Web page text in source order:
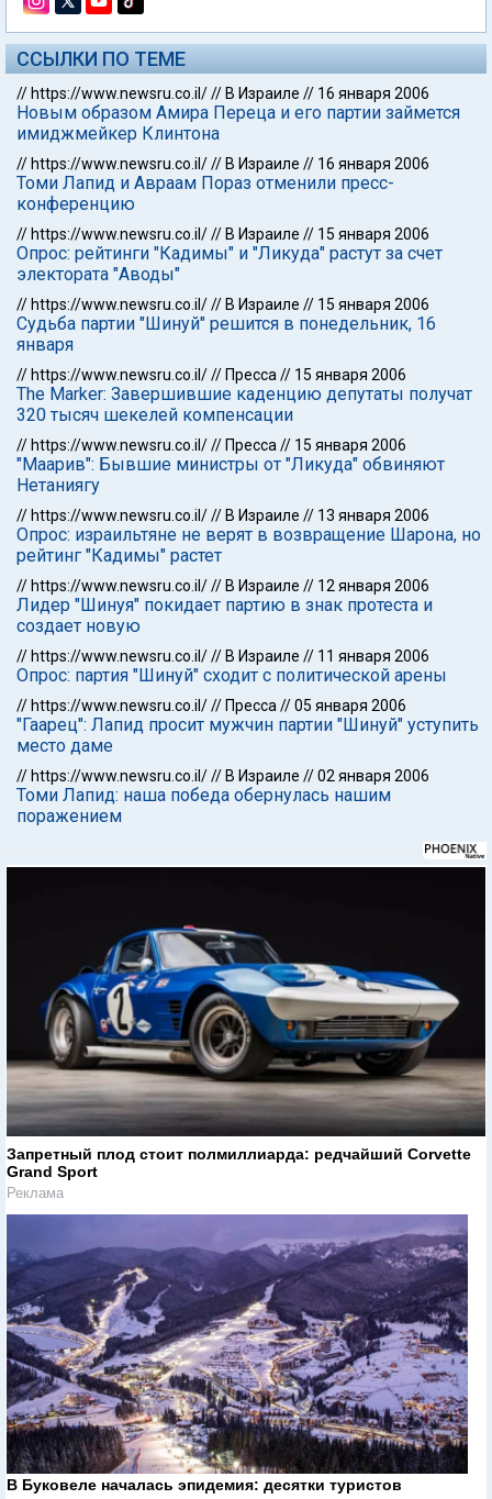
ССЫЛКИ ПО ТЕМЕ
// https://www.newsru.co.il/// В Израиле // 16 января 2006
Новым образом Амира Переца и его партии займется
имиджмейкер Клинтона
// https://www.newsru.co.il/// В Израиле // 16 января 2006
Томи Лапид и Авраам Пораз отменили пресс-
конференцию
// https://www.newsru.co.il/// В Израиле // 15 января 2006
Опрос: рейтинги "Кадимы" и "Ликуда" растут за счет
электората "Аводы"
// https://www.newsru.co.il/// В Израиле // 15 января 2006
Судьба партии "Шинуй" решится в понедельник, 16
января
// https://www.newsru.co.il/// Пресса // 15 января 2006
The Marker: Завершившие каденцию депутаты получат
320 тысяч шекелей компенсации
// https://www.newsru.co.il/// Пресса // 15 января 2006
"Маарив": Бывшие министры от "Ликуда" обвиняют
Нетаниягу
// https://www.newsru.co.il/// В Израиле // 13 января 2006
Опрос: израильтяне не верят в возвращение Шарона, но
рейтинг "Кадимы" растет
// https://www.newsru.co.il/// В Израиле // 12 января 2006
Лидер "Шинуя" покидает партию в знак протеста и
создает новую
// https://www.newsru.co.il/// В Израиле // 11 января 2006
Опрос: партия "Шинуй" сходит с политической арены
// https://www.newsru.co.il/// Пресса //05 января 2006
"Гаарец": Лапид просит мужчин партии "Шинуй" уступить
место даме
// https://www.newsru.co.il/// В Израиле //02 января 2006
Томи Лапид: наша победа обернулась нашим
поражением
Запретный плод стоит полмиллиарда: редчайший Corvette
Grand Sport
Реклама
В Буковеле началась эпидемия: десятки туристов